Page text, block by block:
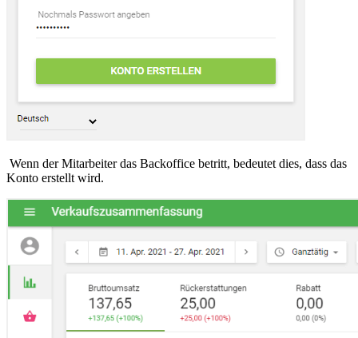
Wenn der Mitarbeiter das Backoffice betritt, bedeutet dies, dass das
Konto erstellt wird.